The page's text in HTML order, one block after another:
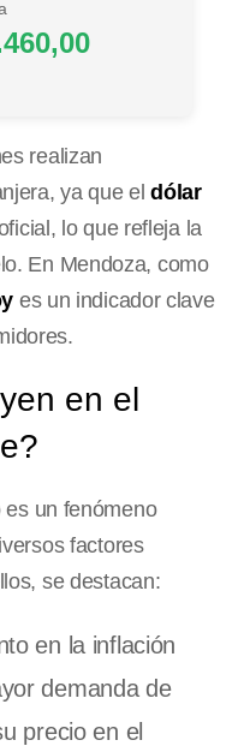
realizan
ya que eldólar
lo que refleja la
En Mendoza, como
es un indicador clave
en el
un fenómeno
factores
se destacan:
en la inflación
demanda de
precio en el